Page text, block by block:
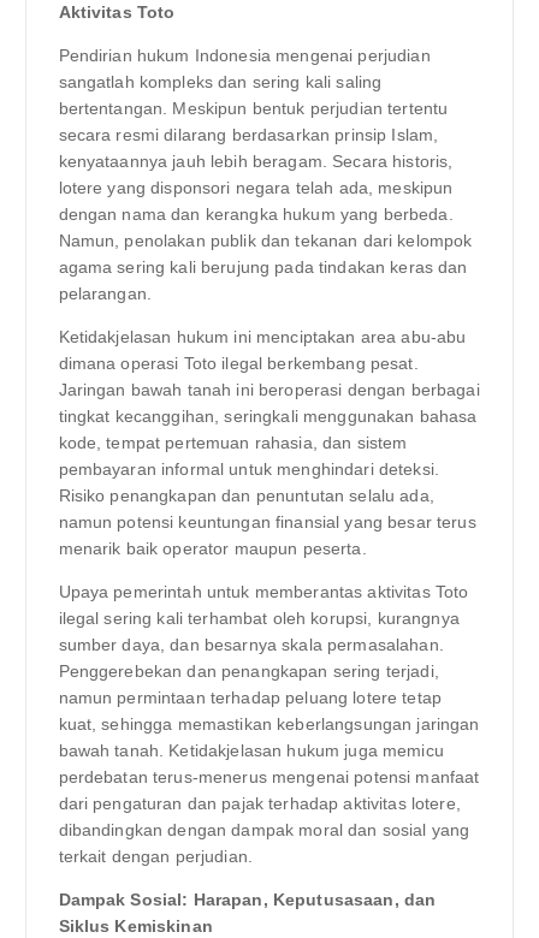
Aktivitas Toto
Pendirian hukum Indonesia mengenai perjudian
sangatlah kompleks dan sering kali saling
bertentangan. Meskipun bentuk perjudian tertentu
secara resmi dilarang berdasarkan prinsip Islam,
kenyataannya jauh lebih beragam. Secara historis,
lotere yang disponsori negara telah ada, meskipun
dengan nama dan kerangka hukum yang berbeda.
Namun, penolakan publik dan tekanan dari kelompok
agama sering kali berujung pada tindakan keras dan
pelarangan.
Ketidakjelasan hukum ini menciptakan area abu-abu
dimana operasi Toto ilegal berkembang pesat.
Jaringan bawah tanah ini beroperasi dengan berbagai
tingkat kecanggihan, seringkali menggunakan bahasa
kode, tempat pertemuan rahasia, dan sistem
pembayaran informal untuk menghindari deteksi.
Risiko penangkapan dan penuntutan selalu ada,
namun potensi keuntungan finansial yang besar terus
menarik baik operator maupun peserta.
Upaya pemerintah untuk memberantas aktivitas Toto
ilegal sering kali terhambat oleh korupsi, kurangnya
sumber daya, dan besarnya skala permasalahan.
Penggerebekan dan penangkapan sering terjadi,
namun permintaan terhadap peluang lotere tetap
kuat, sehingga memastikan keberlangsungan jaringan
bawah tanah. Ketidakjelasan hukum juga memicu
perdebatan terus-menerus mengenai potensi manfaat
dari pengaturan dan pajak terhadap aktivitas lotere,
dibandingkan dengan dampak moral dan sosial yang
terkait dengan perjudian.
Dampak Sosial: Harapan, Keputusasaan, dan
Siklus Kemiskinan